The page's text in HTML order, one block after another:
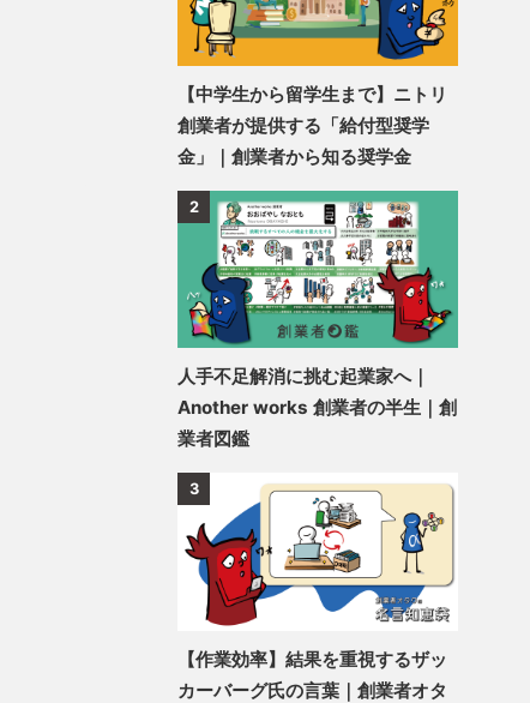
【中学生から留学生まで】ニトリ
創業者が提供する「給付型奨学
金」｜創業者から知る奨学金
2
人手不足解消に挑む起業家へ｜
Another works 創業者の半生｜創
業者図鑑
3
【作業効率】結果を重視するザッ
カーバーグ氏の言葉｜創業者オタ